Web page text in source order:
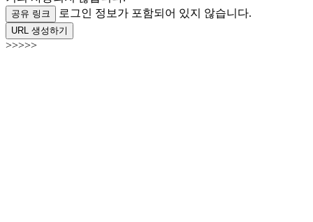
공유 링크 로그인 정보가 포함되어 있지 않습니다.
URL 생성하기
>>>>>